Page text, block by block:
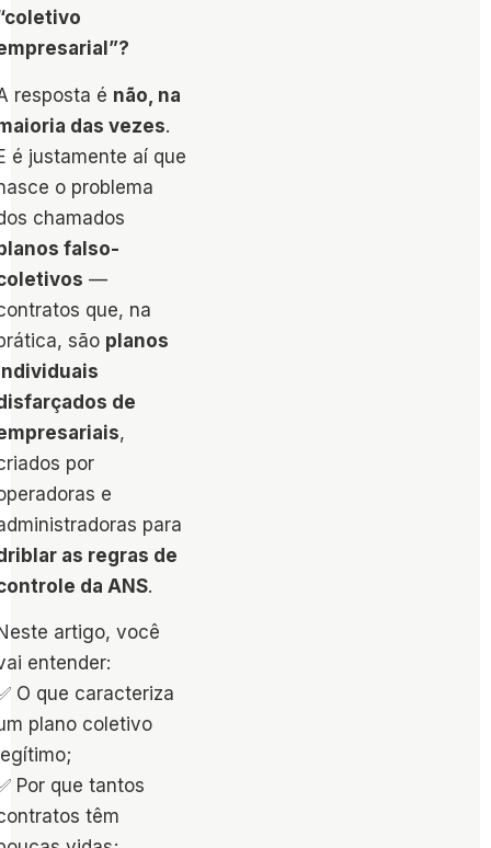
resposta é não, na
das vezes.
é justamente aí que
o problema
chamados
falso-
—
que, na
são planos
de
,
por
e
para
as regras de
da ANS.
artigo, você
entender:
O que caracteriza
plano coletivo
Por que tantos
têm